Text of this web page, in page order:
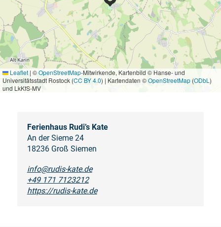
Leaflet | ©OpenStreetMap-Mitwirkende, Kartenbild © Hanse- und
Universitätsstadt Rostock (CC BY 4.0) | Kartendaten ©OpenStreetMap (ODbL )
und LkKfS-MV
Ferienhaus Rudi’s Kate
An der Sieme 24
18236 Groß Siemen
info@rudis-kate.de
+49 171 7123212
https://rudis-kate.de